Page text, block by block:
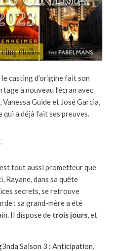
casting d’origine fait son
à nouveau l’écran avec
Guide et José Garcia,
a déjà fait ses preuves.
tout aussi prometteur que
Rayane, dans sa quête
secrets, se retrouve
: sa grand-mère a été
Il dispose de trois jours, et
Saison 3 : Anticipation,